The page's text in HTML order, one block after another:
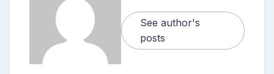
See author's
posts